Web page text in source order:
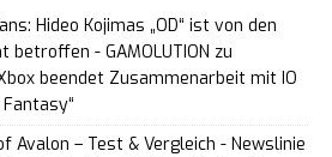
Hideo Kojimas „OD“ ist von den
betroffen - GAMOLUTION zu
beendet Zusammenarbeit mit IO
Avalon – Test & Vergleich - Newslinie